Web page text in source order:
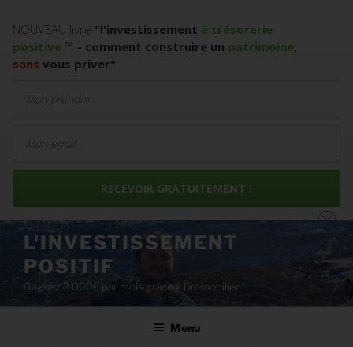
Aller
contenu
principal
L'INVESTISSEMENT
POSITIF
Gagnez 2 000€ par mois grâce à l’immobilier !
Menu
NOUVEAU livre "l'investissement à trésorerie
positive ™ - comment construire un patrimoine,
sans vous priver"
RECEVOIR GRATUITEMENT !